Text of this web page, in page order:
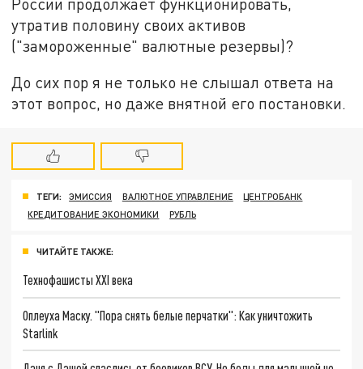
утратив половину своих активов
("замороженные" валютные резервы)?
До сих пор я не только не слышал ответа на
этот вопрос, но даже внятной его постановки.
ТЕГИ: ЭМИССИЯ ВАЛЮТНОЕ УПРАВЛЕНИЕ
ЦЕНТРОБАНК
КРЕДИТОВАНИЕ ЭКОНОМИКИ
РУБЛЬ
ЧИТАЙТЕ ТАКЖЕ:
Технофашисты XXI века
Оплеуха Маску. "Пора снять белые перчатки": Как уничтожить
Starlink